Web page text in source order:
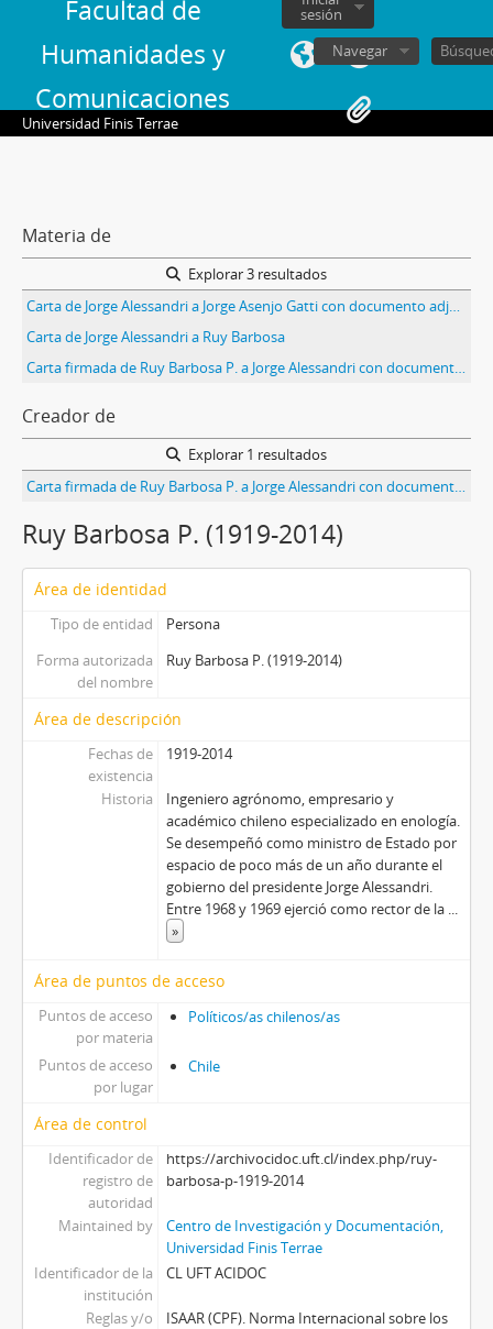
Facultad de
Humanidades y
Comunicaciones
sesión
Navegar
Universidad Finis Terrae
Materia de
Explorar 3 resultados
Carta de Jorge Alessandri a Jorge Asenjo Gatti con documento adjunto
Carta de Jorge Alessandri a Ruy Barbosa
Carta firmada de Ruy Barbosa P. a Jorge Alessandri con documentos adjuntos
Creador de
Explorar 1 resultados
Carta firmada de Ruy Barbosa P. a Jorge Alessandri con documentos adjuntos
Ruy Barbosa P. (1919-2014)
Área de identidad
Tipo de entidad
Persona
Forma autorizada
del nombre
Ruy Barbosa P. (1919-2014)
Área de descripción
Fechas de
existencia
1919-2014
Historia
Ingeniero agrónomo, empresario y
académico chileno especializado en enología.
Se desempeñó como ministro de Estado por
espacio de poco más de un año durante el
gobierno del presidente Jorge Alessandri.
Entre 1968 y 1969 ejerció como rector de la ...
»
Área de puntos de acceso
Puntos de acceso
por materia
Políticos/as chilenos/as
Puntos de acceso
por lugar
Chile
Área de control
Identificador de
registro de
autoridad
https://archivocidoc.uft.cl/index.php/ruy-
barbosa-p-1919-2014
Maintained by
Centro de Investigación y Documentación,
Universidad Finis Terrae
Identificador de la
institución
CL UFT ACIDOC
Reglas y/o
ISAAR (CPF). Norma Internacional sobre los